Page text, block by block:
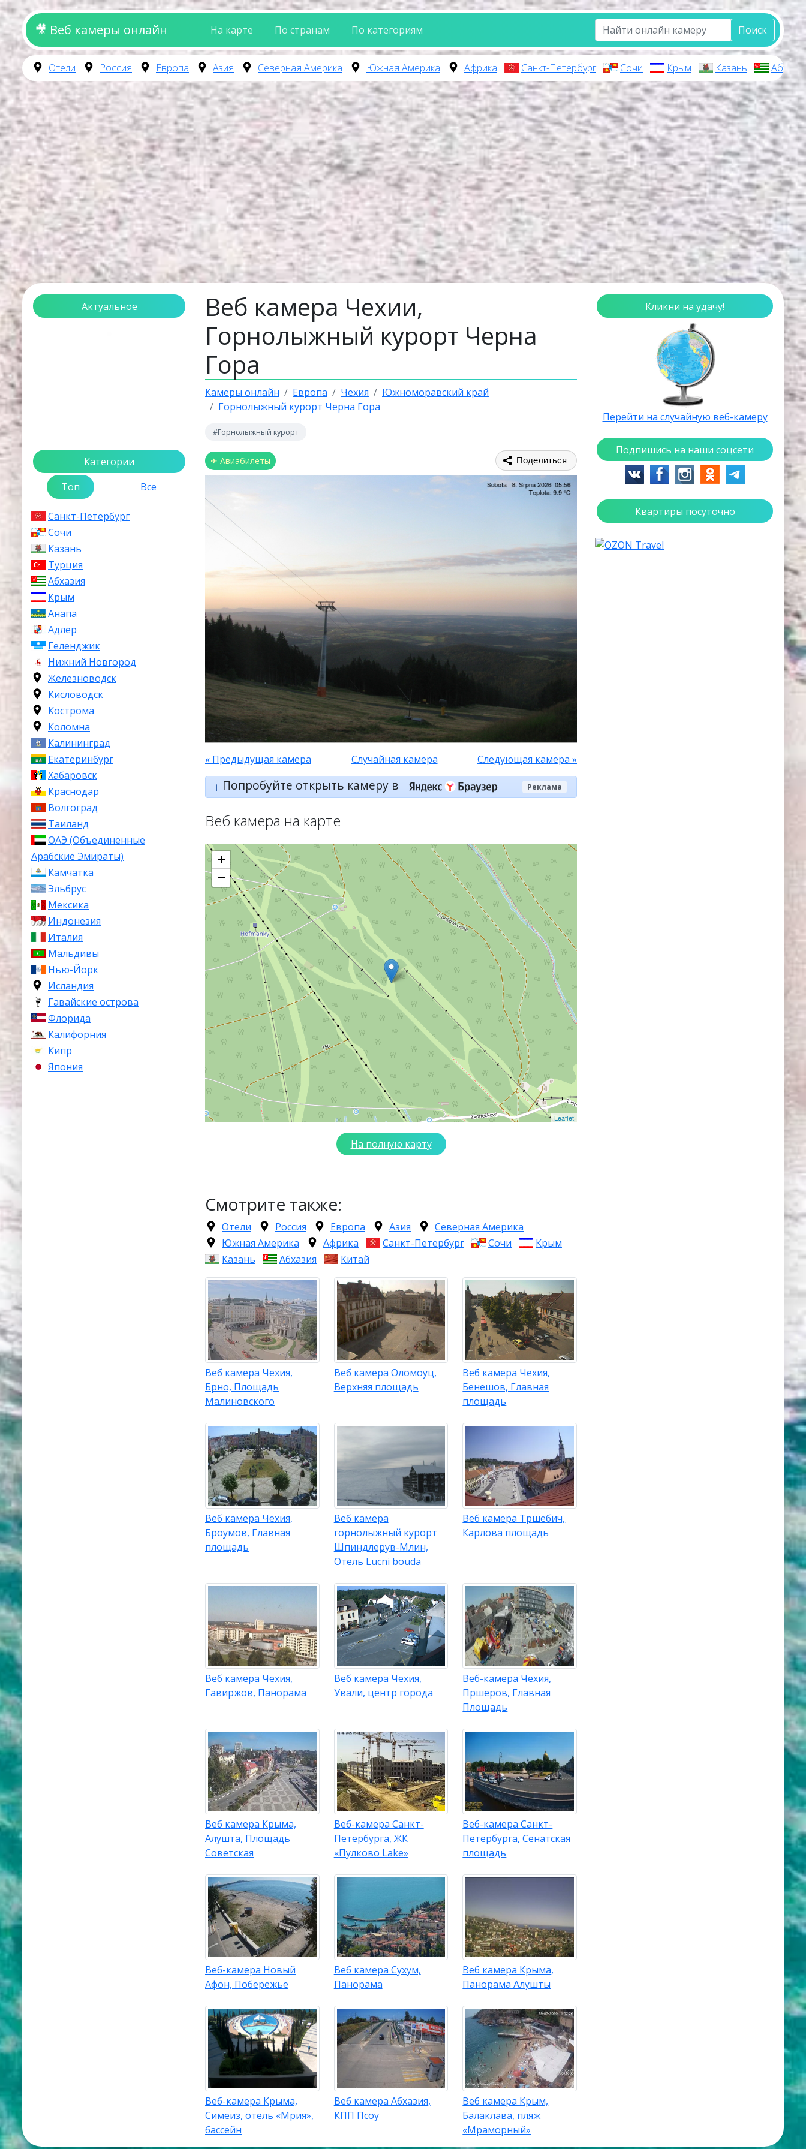
🎥 Веб камеры онлайн На карте По странам По категориям Поиск
Отели Россия Европа Азия Северная Америка Южная Америка Африка Санкт-Петербург Сочи Крым Казань
Актуальное
Категории
Топ
Все
Санкт-Петербург
Сочи
Казань
Турция
Абхазия
Крым
Анапа
Адлер
Геленджик
Нижний Новгород
Железноводск
Кисловодск
Кострома
Коломна
Калининград
Екатеринбург
Хабаровск
Краснодар
Волгоград
Таиланд
ОАЭ (Объединенные
Арабские Эмираты)
Камчатка
Эльбрус
Мексика
Индонезия
Италия
Мальдивы
Нью-Йорк
Исландия
Гавайские острова
Флорида
Калифорния
Кипр
Япония
Веб камера Чехии,
Горнолыжный курорт Черна
Гора
Камеры онлайн Европа Чехия
Южноморавский край
Горнолыжный курорт Черна Гора
#Горнолыжный курорт
✈ Авиабилеты Поделиться
« Предыдущая камера Случайная камера Следующая камера »
ℹ️ Попробуйте открыть камеру в Реклама
Веб камера на карте
+
−
Leaflet
На полную карту
Смотрите также:
Отели Россия Европа Азия
Северная Америка
Южная Америка
Африка Санкт-Петербург Сочи
Крым
Казань
Абхазия Китай
Веб камера Чехия,
Брно, Площадь
Малиновского
Веб камера Оломоуц,
Верхняя площадь
Веб камера Чехия,
Бенешов, Главная
площадь
Веб камера Чехия,
Броумов, Главная
площадь
Веб камера
горнолыжный курорт
Шпиндлерув-Млин,
Отель Lucni bouda
Веб камера Тршебич,
Карлова площадь
Веб камера Чехия,
Гавиржов, Панорама
Веб камера Чехия,
Ували, центр города
Веб-камера Чехия,
Пршеров, Главная
Площадь
Веб камера Крыма,
Алушта, Площадь
Советская
Веб-камера Санкт-
Петербурга, ЖК
«Пулково Lake»
Веб-камера Санкт-
Петербурга, Сенатская
площадь
Веб-камера Новый
Афон, Побережье
Веб камера Сухум,
Панорама
Веб камера Крыма,
Панорама Алушты
Веб-камера Крыма,
Симеиз, отель «Мрия»,
бассейн
Веб камера Абхазия,
КПП Псоу
Веб камера Крым,
Балаклава, пляж
«Мраморный»
Кликни на удачу!
Перейти на случайную веб-камеру
Подпишись на наши соцсети
Квартиры посуточно